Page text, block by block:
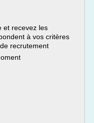
et recevez les
à vos critères
recrutement